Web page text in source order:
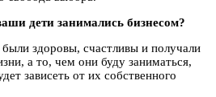
дети занимались бизнесом?
здоровы, счастливы и получали
а то, чем они буду заниматься,
зависеть от их собственного